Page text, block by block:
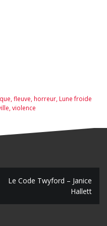
,fleuve,horreur,Lune froide
,violence
Le Code Twyford – Janice
Hallett